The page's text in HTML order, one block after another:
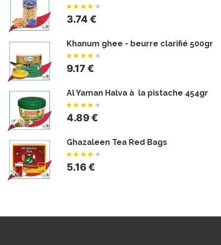
3.74 €
Khanum ghee - beurre clarifié 500gr
9.17 €
Al Yaman Halva à la pistache 454gr
4.89 €
Ghazaleen Tea Red Bags
5.16 €